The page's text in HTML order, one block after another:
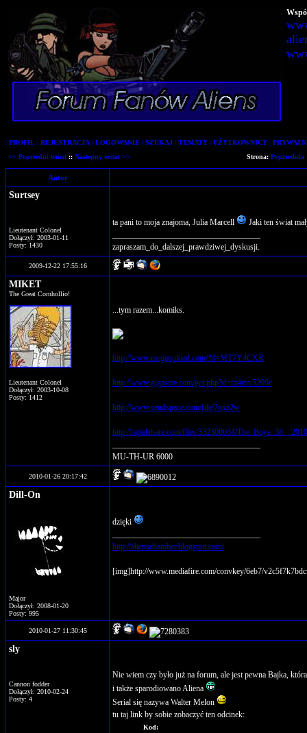
| PROFIL | REJESTRACJA | LOGOWANIE | SZUKAJ | TEMATY | UŻYTKOWNICY |
<< Poprzedni temat :: Nastepny temat >> Strona: Poprzednia
Autor
Surtsey
Lieutenant Colonel
Dołączył: 2003-01-11
Posty: 1430
ta pani to moja znajoma, Julia Marcell
Jaki ten świat
zapraszam_do_dalszej_prawdziwej_dyskusji.
2009-12-22 17:55:16
MIKET
The Great Cornhollio!
Lieutenant Colonel
Dołączył: 2003-10-08
Posty: 1412
...tym razem...komiks.
http://www.megaupload.com/?d=MT7Y4CXR
http://www.gigasize.com/get.php?d=rz4rnv5209c
http://www.sendspace.com/file/7pxz2w
http://rapidshare.com/files/332300034/
MU-TH-UR 6000
2010-01-26 20:17:42
Dill-On
Major
Dołączył: 2008-01-20
Posty: 995
dzięki
http://alienschamber.blogspot.com/
[img]http://www.mediafire.com/convkey/6eb7/
2010-01-27 11:30:45
sly
Cannon fodder
Dołączył: 2010-02-24
Posty: 4
Nie wiem czy było już na forum, ale jest pewna Bajka,
i także sparodiowano Aliena
Serial się nazywa Walter Melon
tu taj link by sobie zobaczyć ten odcinek:
Kod: